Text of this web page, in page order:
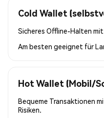
Cold Wallet
Sicheres Offline-Halten
Am besten geeignet für
Hot Wallet (Mobil/
Bequeme Transaktionen
Risiken.